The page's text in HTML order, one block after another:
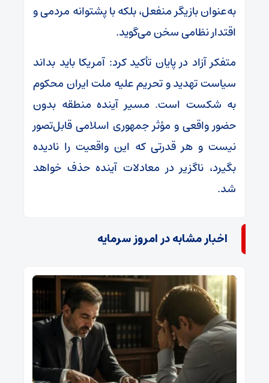
به‌عنوان بازیگر منفعل، بلکه با پشتوانه مردمی و
اقتدار نظامی سخن می‌گوید.
متفکر آزاد در پایان تأکید کرد: آمریکا باید بداند
سیاست تهدید و تحریم علیه ملت ایران محکوم
به شکست است. مسیر آینده منطقه بدون
حضور واقعی و مؤثر جمهوری اسلامی قابل‌تصور
نیست و هر قدرتی که این واقعیت را نادیده
بگیرد، ناگزیر در معادلات آینده حذف خواهد
شد.
اخبار مشابه در امروز سرمایه